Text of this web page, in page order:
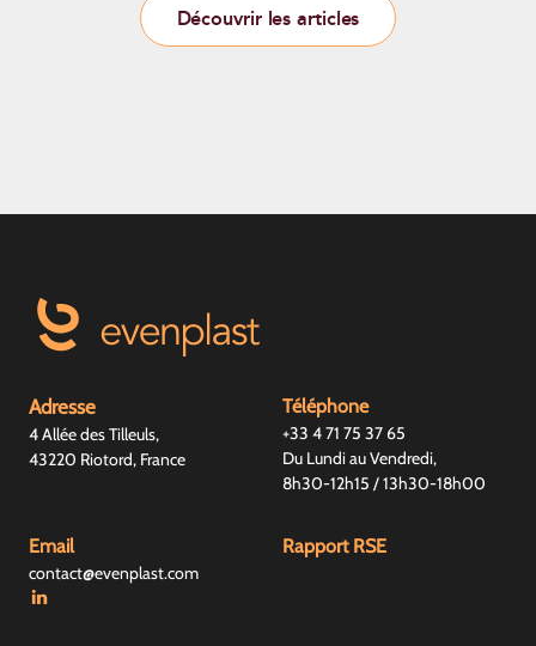
Découvrir les articles
Adresse
4 Allée des Tilleuls,
43220 Riotord, France
Téléphone
+33 4 71 75 37 65
Du Lundi au Vendredi,
8h30-12h15 / 13h30-18h00
Email
contact@evenplast.com
Rapport RSE